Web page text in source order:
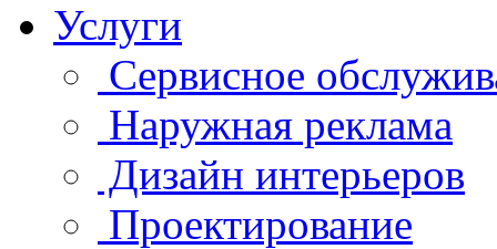
Услуги
Сервисное
Наружная реклама
Дизайн интерьеров
Проектирование